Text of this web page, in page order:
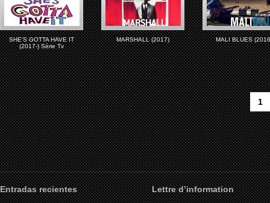
SHE’S GOTTA HAVE IT
(2017-) Série Tv
MARSHALL (2017) MALI BLUES
1
Entradas recientes Lettre d’information